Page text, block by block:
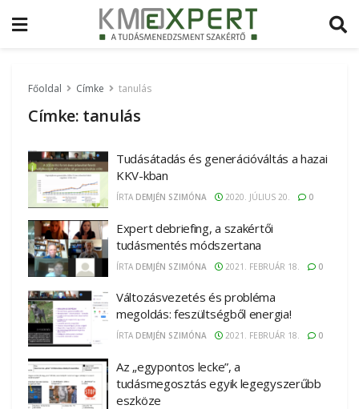
Főoldal Címke tanulás
Címke: tanulás
Tudásátadás és generációváltás a hazai
KKV-kban
ÍRTA DEMJÉN SZIMÓNA 2020. JÚLIUS 20. 0
Expert debriefing, a szakértői
tudásmentés módszertana
ÍRTA DEMJÉN SZIMÓNA 2021. FEBRUÁR 18. 0
Változásvezetés és probléma
megoldás: feszültségből energia!
ÍRTA DEMJÉN SZIMÓNA 2021. FEBRUÁR 18. 0
Az „egypontos lecke”, a
tudásmegosztás egyik legegyszerűbb
eszköze